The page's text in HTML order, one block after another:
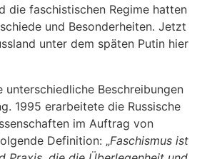
die faschistischen Regime hatten
und Besonderheiten. Jetzt
unter dem späten Putin hier
unterschiedliche Beschreibungen
1995 erarbeitete die Russische
im Auftrag von
Definition: „Faschismus ist